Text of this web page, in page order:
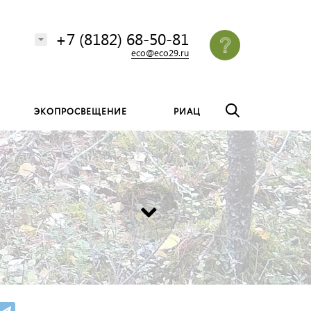
+7 (8182) 68-50-81
eco@eco29.ru
ЭКОПРОСВЕЩЕНИЕ РИАЦ